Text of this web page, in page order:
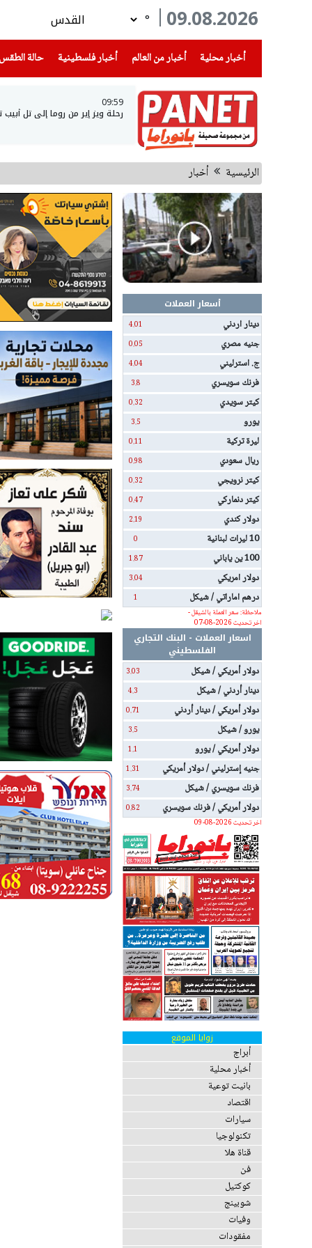
09.08.2026
°
أخبار محلية
(current) أخبار من العالم أخبار فلسطينية(current) حالة الطقس
09:59
رحلة ويز إير من روما إلى تل
الرئيسية أخبار
أسعار العملات
دينار اردني
4.01
جنيه مصري 0.05
ج. استرليني 4.04
فرنك سويسري 3.8
كيتر سويدي 0.32
يورو 3.5
ليرة تركية 0.11
ريال سعودي 0.98
كيتر نرويجي 0.32
كيتر دنماركي 0.47
دولار كندي 2.19
10 ليرات لبنانية 0
100 ين ياباني 1.87
دولار امريكي 3.04
درهم اماراتي / شيكل
1
ملاحظة: سعر العملة بالشيقل -
اخر تحديث 2026-08-07
اسعار العملات - البنك التجاري
الفلسطيني
دولار أمريكي / شيكل
3.03
دينار أردني / شيكل 4.3
دولار أمريكي / دينار أردني 0.71
يورو / شيكل 3.5
دولار أمريكي / يورو 1.1
جنيه إسترليني / دولار أمريكي 1.31
فرنك سويسري / شيكل 3.74
دولار أمريكي / فرنك سويسري
0.82
اخر تحديث 2026-08-09
زوايا الموقع
أبراج
أخبار محلية
بانيت توعية
اقتصاد
سيارات
تكنولوجيا
قناة هلا
فن
كوكتيل
شوبينج
وفيات
مفقودات